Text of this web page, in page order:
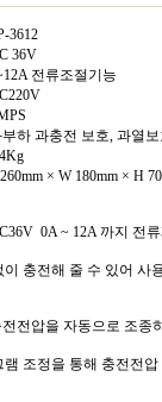
3612
36V
전류조절기능
하 과충전 보호, 과열
× W 180mm × H
0A ~ 12A 까지 전
전해 줄 수 있어 사용
전전압을 자동으로 조종
정을 통해 충전전압 조